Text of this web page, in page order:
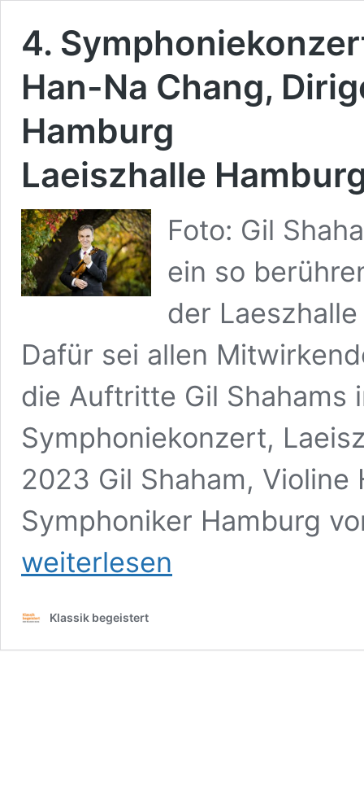
4.
Han-Na Chang,
Hamburg
Laeiszhalle
Foto: Gil
ein so
der
Dafür sei allen
die Auftritte Gil Shahams
Symphoniekonzert,
2023 Gil Shaham,
Symphoniker Hamburg
weiterlesen
Klassik begeistert